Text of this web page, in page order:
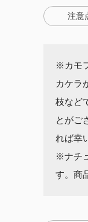
注意
※カモ
カケラ
枝など
とがご
れば幸
※ナチ
す。商